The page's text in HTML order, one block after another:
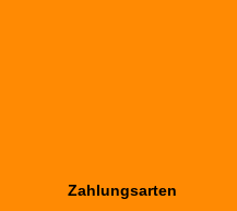
Zahlungsarten